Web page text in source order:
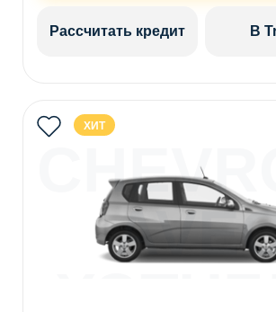
Рассчитать кредит В
ХИТ